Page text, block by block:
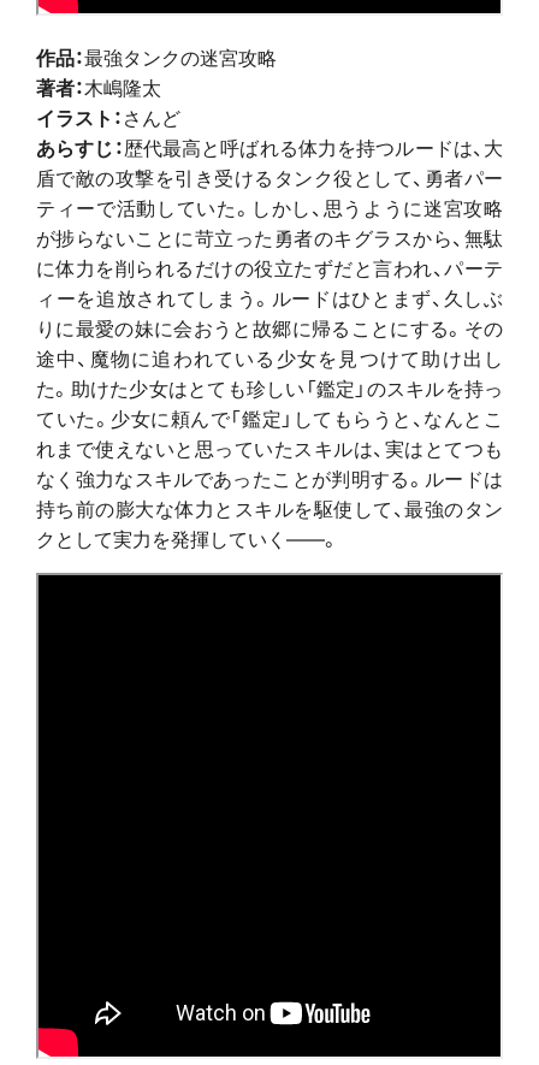
作品：最強タンクの迷宮攻略
著者：木嶋隆太
イラスト：さんど
あらすじ：歴代最高と呼ばれる体力を持つルードは、大
盾で敵の攻撃を引き受けるタンク役として、勇者パー
ティーで活動していた。しかし、思うように迷宮攻略
が捗らないことに苛立った勇者のキグラスから、無駄
に体力を削られるだけの役立たずだと言われ、パーテ
ィーを追放されてしまう。ルードはひとまず、久しぶ
りに最愛の妹に会おうと故郷に帰ることにする。その
途中、魔物に追われている少女を見つけて助け出し
た。助けた少女はとても珍しい「鑑定」のスキルを持っ
ていた。少女に頼んで「鑑定」してもらうと、なんとこ
れまで使えないと思っていたスキルは、実はとてつも
なく強力なスキルであったことが判明する。ルードは
持ち前の膨大な体力とスキルを駆使して、最強のタン
クとして実力を発揮していく――。